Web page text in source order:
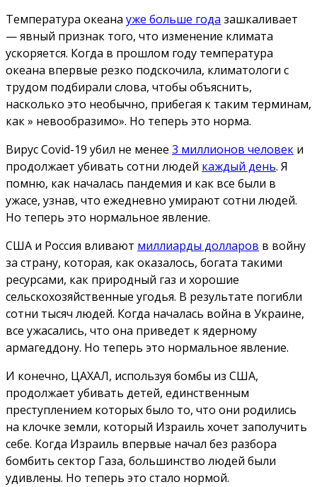
Температура океана уже больше года зашкаливает
— явный признак того, что изменение климата
ускоряется. Когда в прошлом году температура
океана впервые резко подскочила, климатологи с
трудом подбирали слова, чтобы объяснить,
насколько это необычно, прибегая к таким терминам,
как » невообразимо». Но теперь это норма.
Вирус Covid-19 убил не менее 3 миллионов человек и
продолжает убивать сотни людей каждый день. Я
помню, как началась пандемия и как все были в
ужасе, узнав, что ежедневно умирают сотни людей.
Но теперь это нормальное явление.
США и Россия вливают миллиарды долларов в войну
за страну, которая, как оказалось, богата такими
ресурсами, как природный газ и хорошие
сельскохозяйственные угодья. В результате погибли
сотни тысяч людей. Когда началась война в Украине,
все ужасались, что она приведет к ядерному
армагеддону. Но теперь это нормальное явление.
И конечно, ЦАХАЛ, используя бомбы из США,
продолжает убивать детей, единственным
преступлением которых было то, что они родились
на клочке земли, который Израиль хочет заполучить
себе. Когда Израиль впервые начал без разбора
бомбить сектор Газа, большинство людей были
удивлены. Но теперь это стало нормой.